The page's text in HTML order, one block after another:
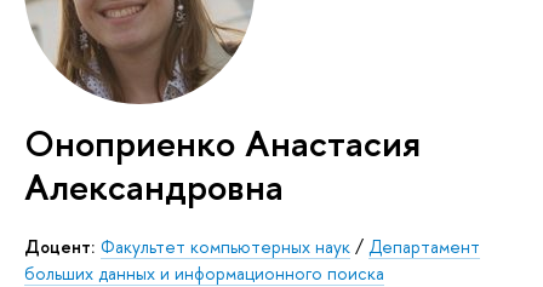
Оноприенко Анастасия
Александровна
Доцент: Факультет компьютерных наук / Департамент
больших данных и информационного поиска